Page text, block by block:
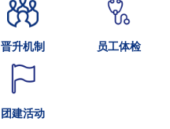
晋升机制 员工体检
团建活动